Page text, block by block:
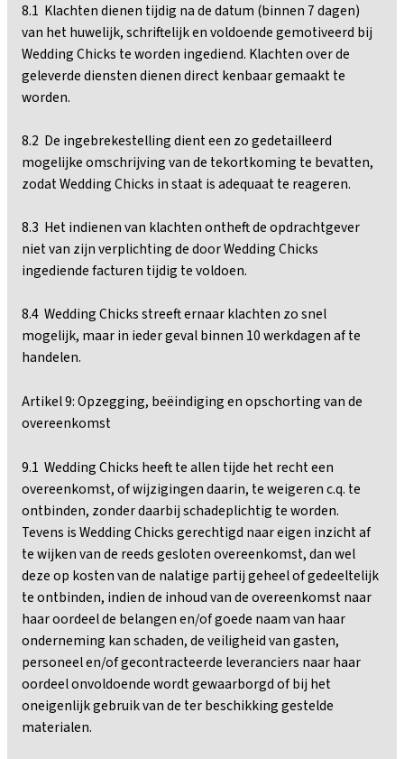
8.1 Klachten dienen tijdig na de datum (binnen 7 dagen)
van het huwelijk, schriftelijk en voldoende gemotiveerd bij
Wedding Chicks te worden ingediend. Klachten over de
geleverde diensten dienen direct kenbaar gemaakt te
worden.
8.2 De ingebrekestelling dient een zo gedetailleerd
mogelijke omschrijving van de tekortkoming te bevatten,
zodat Wedding Chicks in staat is adequaat te reageren.
8.3 Het indienen van klachten ontheft de opdrachtgever
niet van zijn verplichting de door Wedding Chicks
ingediende facturen tijdig te voldoen.
8.4 Wedding Chicks streeft ernaar klachten zo snel
mogelijk, maar in ieder geval binnen 10 werkdagen af te
handelen.
Artikel 9: Opzegging, beëindiging en opschorting van de
overeenkomst
9.1 Wedding Chicks heeft te allen tijde het recht een
overeenkomst, of wijzigingen daarin, te weigeren c.q. te
ontbinden, zonder daarbij schadeplichtig te worden.
Tevens is Wedding Chicks gerechtigd naar eigen inzicht af
te wijken van de reeds gesloten overeenkomst, dan wel
deze op kosten van de nalatige partij geheel of gedeeltelijk
te ontbinden, indien de inhoud van de overeenkomst naar
haar oordeel de belangen en/of goede naam van haar
onderneming kan schaden, de veiligheid van gasten,
personeel en/of gecontracteerde leveranciers naar haar
oordeel onvoldoende wordt gewaarborgd of bij het
oneigenlijk gebruik van de ter beschikking gestelde
materialen.